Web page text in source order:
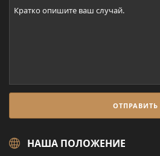
НАША ПОЛОЖЕНИЕ